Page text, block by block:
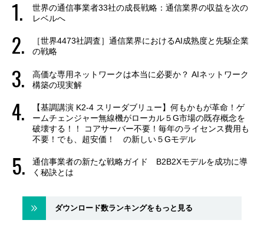
世界の通信事業者33社の成長戦略：通信業界の収益を次の
レベルへ
［世界4473社調査］通信業界におけるAI成熟度と先駆企業
の戦略
高価な専用ネットワークは本当に必要か？ AIネットワーク
構築の現実解
【基調講演 K2-4 スリーダブリュー】何もかもが革命！ゲ
ームチェンジャー無線機がローカル５G市場の既存概念を
破壊する！！ コアサーバー不要！毎年のライセンス費用も
不要！でも、超安価！ の新しい５Gモデル
通信事業者の新たな戦略ガイド B2B2Xモデルを成功に導
く秘訣とは
ダウンロード数ランキングをもっと見る